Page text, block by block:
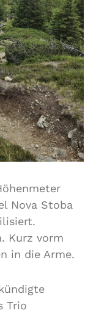
Nova Stoba
Kurz vorm
in die Arme.
Trio